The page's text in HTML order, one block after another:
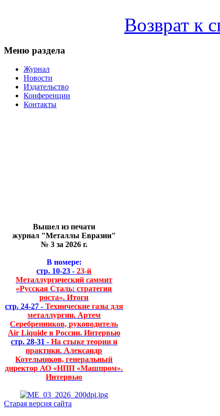
Возврат к
Меню раздела
Журнал
Новости
Издательство
Конференции
Контакты
Вышел из печати
журнал "Металлы Евразии"
№ 3 за 2026 г.
В номере:
стр. 10-23 - 23-й
Металлургический саммит
«Русская Сталь: стратегия
роста». Итоги
стр. 24-27 - Технические газы для
металлургии. Артем
Серебренников, руководитель
Air Liquide в России. Интервью
стр. 28-31 - На стыке теории и
практики. Александр
Котельников, генеральный
директор АО «НПП «Машпром».
Интервью
Старая версия сайта